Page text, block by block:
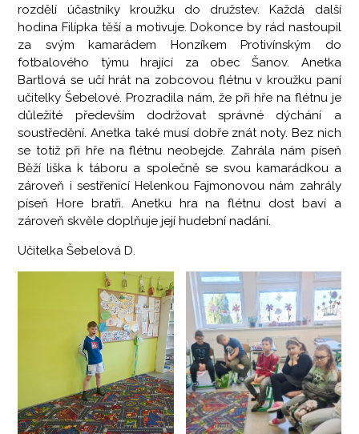
rozdělí účastníky kroužku do družstev. Každá další
hodina Filípka těší a motivuje. Dokonce by rád nastoupil
za svým kamarádem Honzíkem Protivínským do
fotbalového týmu hrající za obec Šanov. Anetka
Bartlová se učí hrát na zobcovou flétnu v kroužku paní
učitelky Šebelové. Prozradila nám, že při hře na flétnu je
důležité především dodržovat správné dýchání a
soustředění. Anetka také musí dobře znát noty. Bez nich
se totiž při hře na flétnu neobejde. Zahrála nám píseň
Běží liška k táboru a společně se svou kamarádkou a
zároveň i sestřenicí Helenkou Fajmonovou nám zahrály
píseň Hore bratři. Anetku hra na flétnu dost baví a
zároveň skvěle doplňuje její hudební nadání.
Učitelka Šebelová D.